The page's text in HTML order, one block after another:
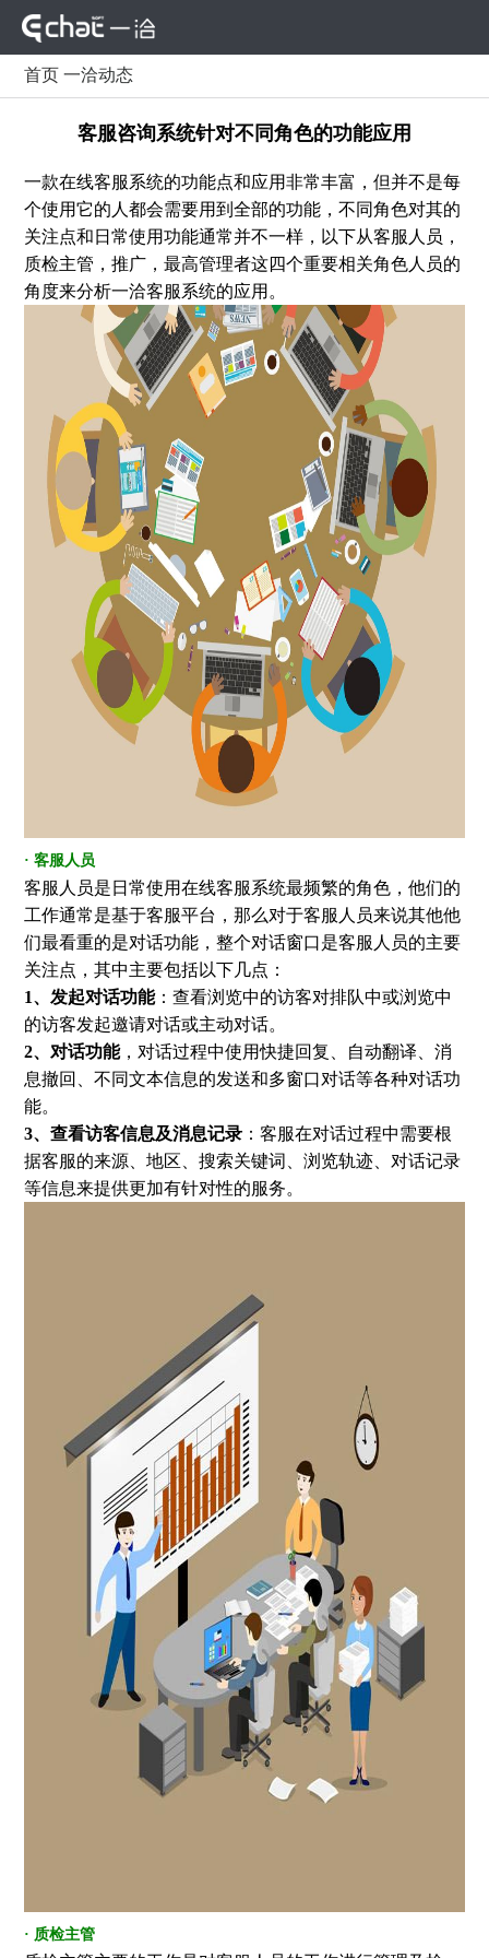
首页 一洽动态
客服咨询系统针对不同角色的功能应用
一款在线客服系统的功能点和应用非常丰富，但并不是每
个使用它的人都会需要用到全部的功能，不同角色对其的
关注点和日常使用功能通常并不一样，以下从客服人员，
质检主管，推广，最高管理者这四个重要相关角色人员的
角度来分析一洽客服系统的应用。
· 客服人员
客服人员是日常使用在线客服系统最频繁的角色，他们的
工作通常是基于客服平台，那么对于客服人员来说其他他
们最看重的是对话功能，整个对话窗口是客服人员的主要
关注点，其中主要包括以下几点：
1、发起对话功能：查看浏览中的访客对排队中或浏览中
的访客发起邀请对话或主动对话。
2、对话功能，对话过程中使用快捷回复、自动翻译、消
息撤回、不同文本信息的发送和多窗口对话等各种对话功
能。
3、查看访客信息及消息记录 ：客服在对话过程中需要根
据客服的来源、地区、搜索关键词、浏览轨迹、对话记录
等信息来提供更加有针对性的服务。
· 质检主管